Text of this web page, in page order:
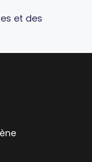
et des